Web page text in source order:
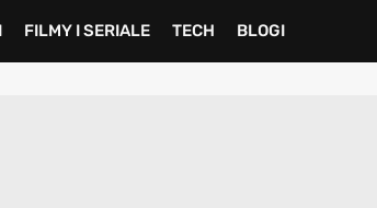
FILMY I SERIALE TECH BLOGI